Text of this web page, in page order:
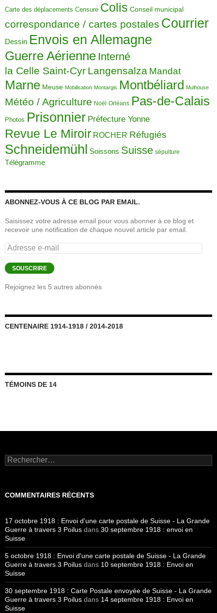
Carte des déplacements Censure Colis Conseil municipal
correspondance / cartes postales Courrier
Dessin Envois en Allemagne
Guerre Aérienne Interné
la Celle Saint-Cyr Langensalza Mandat
Marne Meuse Mobilisation Montargis Montbéliard Mulhouse
Météo / Agriculture Noël Orléans Pas-de-Calais
Photos Prisonnier Préfecture Yonne
Revue Le Miroir ROCHER Réfugiés
Schneidemühl Soissons Suisse sépulture
Télégramme
ABONNEZ-VOUS À CE BLOG PAR EMAIL.
Saisissez votre adresse email pour vous abonner à ce blog et
recevoir une notification de chaque nouvel article par email.
Adresse
e-
mail
SOUSCRIRE
Rejoignez les 5 autres abonnés
CENTENAIRE 1914-1918 / 2014-2018
TÉMOINS DE 14
Rechercher :
COMMENTAIRES RÉCENTS
17 octobre 1918 : Envoi d'une carte postale de Suisse - La Grande
Guerre à travers 3 Poilus dans 30 septembre 1918 : envoi en
Suisse
5 octobre 1918 : Envoi d'une carte postale de Suisse - La Grande
Guerre à travers 3 Poilus dans 10 septembre 1918 : Envoi en
Suisse
30 septembre 1918 : Carte Postale envoyée de Suisse - La Grande
Guerre à travers 3 Poilus dans 14 septembre 1918 : Envoi en
Suisse